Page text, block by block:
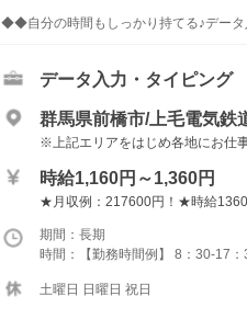
◆◆自分の時間もしっかり持てる♪デー
データ入力・タイピング
群馬県前橋市/上毛電気鉄
※上記エリアをはじめ各地に
時給1,160円～1,360円
★月収例：217600円！★時給
期間：長期
時間：【勤務時間例】 8：30-17
土曜日 日曜日 祝日